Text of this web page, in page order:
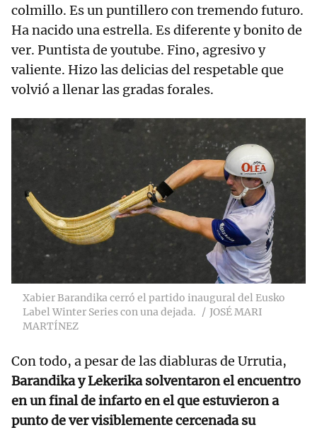
colmillo. Es un puntillero con tremendo futuro.
Ha nacido una estrella. Es diferente y bonito de
ver. Puntista de youtube. Fino, agresivo y
valiente. Hizo las delicias del respetable que
volvió a llenar las gradas forales.
Xabier Barandika cerró el partido inaugural del Eusko
Label Winter Series con una dejada.
JOSÉ MARI
MARTÍNEZ
Con todo, a pesar de las diabluras de Urrutia,
Barandika y Lekerika solventaron el encuentro
en un final de infarto en el que estuvieron a
punto de ver visiblemente cercenada su